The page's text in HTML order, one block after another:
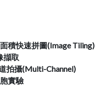
積快速拼圖(Image Tiling)
擷取
拍攝(Multi-Channel)
實驗